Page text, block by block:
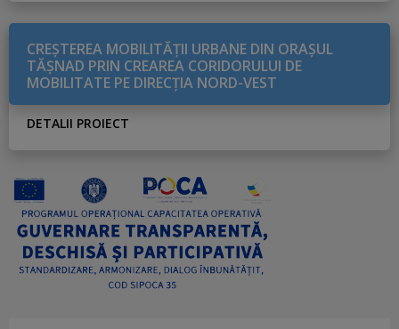
CREŞTEREA MOBILITĂŢII URBANE DIN ORAŞUL
TĂŞNAD PRIN CREAREA CORIDORULUI DE
MOBILITATE PE DIRECŢIA NORD-VEST
DETALII PROIECT